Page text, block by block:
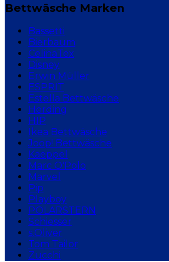
Bettwäsche Marken
Bassetti
Bierbaum
CelinaTex
Disney
Erwin Müller
ESPRIT
Estella Bettwäsche
Herding
HIP
Ikea Bettwäsche
Joop! Bettwäsche
Kaeppel
Marc O'Polo
Marvel
Pip
Playboy
POLARSTERN
Schiesser
s.Oliver
Tom Tailor
Zucchi